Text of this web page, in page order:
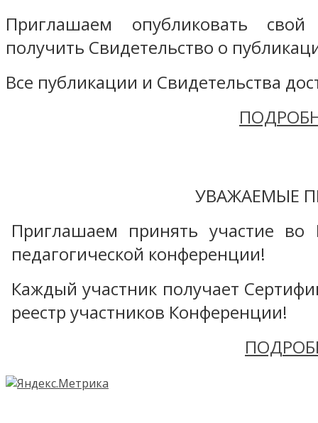
Приглашаем опубликовать
получить Свидетельство о
Все публикации и Свидетельства
УВАЖАЕМЫЕ
Приглашаем принять участие во
педагогической конференции!
Каждый участник получает
реестр участников Конференции!